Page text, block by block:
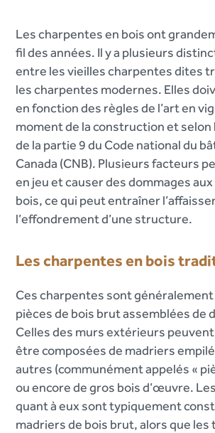
Les charpentes en bois ont
fil des années. Il y a plusieurs
entre les vieilles charpentes dites
les charpentes modernes. Elles
en fonction des règles de l’art en
moment de la construction et selon
de la partie 9 du Code national du
Canada (CNB). Plusieurs facteurs
en jeu et causer des dommages
bois, ce qui peut entraîner
l’effondrement d’une structure.
Les charpentes en bois
Ces charpentes sont
pièces de bois brut assemblées de
Celles des murs extérieurs
être composées de madriers
autres (communément appelés «
ou encore de gros bois d’œuvre.
quant à eux sont typiquement
madriers de bois brut, alors que les